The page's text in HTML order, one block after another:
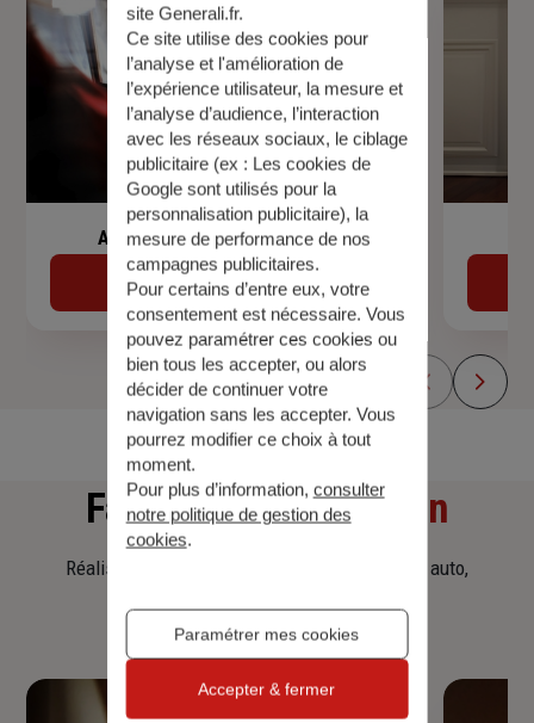
Assurance de prêt immobilier
Découvrir
Faitesune simulation
Réalisez une simulation tarifaire d'assurance, auto,
site Generali.fr.
Ce site utilise des cookies pour
l’analyse et l'amélioration de
l’expérience utilisateur, la mesure et
l’analyse d’audience, l’interaction
avec les réseaux sociaux, le ciblage
publicitaire (ex : Les cookies de
Google sont utilisés pour la
personnalisation publicitaire), la
mesure de performance de nos
campagnes publicitaires.
Pour certains d’entre eux, votre
consentement est nécessaire. Vous
pouvez paramétrer ces cookies ou
bien tous les accepter, ou alors
décider de continuer votre
navigation sans les accepter. Vous
pourrez modifier ce choix à tout
moment.
Pour plus d’information, consulter
notre politique de gestion des
cookies.
Paramétrer mes cookies
Accepter & fermer